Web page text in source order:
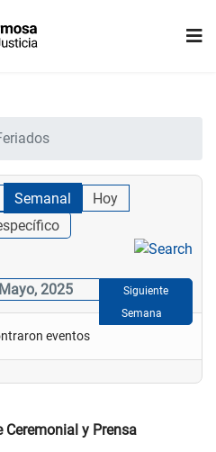
Semanal
Hoy
2025
Siguiente
Semana
eventos
Ceremonial y Prensa